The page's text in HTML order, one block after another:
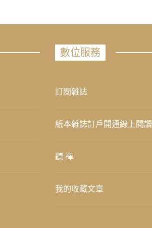
數位服務
訂閱雜誌
紙本雜誌訂戶開通線上閱讀
聽 禪
我的收藏文章